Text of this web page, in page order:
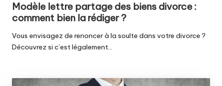
Modèle lettre partage des biens divorce :
comment bien la rédiger ?
Vous envisagez de renoncer à la soulte dans votre divorce ?
Découvrez si c’est légalement…